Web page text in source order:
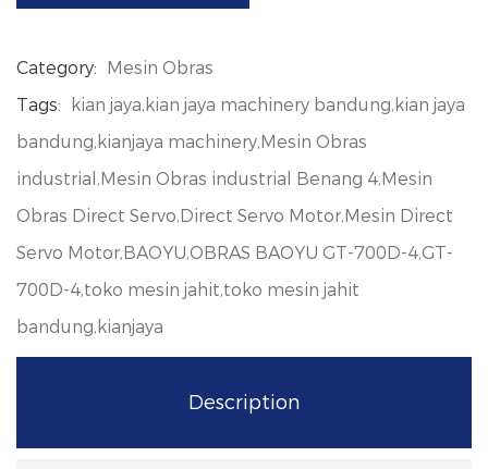
Category: Mesin Obras
Tags: kian jaya,kian jaya machinery bandung,kian jaya
bandung,kianjaya machinery,Mesin Obras
industrial,Mesin Obras industrial Benang 4,Mesin
Obras Direct Servo,Direct Servo Motor,Mesin Direct
Servo Motor,BAOYU,OBRAS BAOYU GT-700D-4,GT-
700D-4,toko mesin jahit,toko mesin jahit
bandung,kianjaya
Description